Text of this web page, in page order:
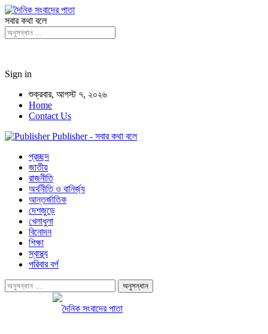
সবার কথা বলে
Sign in
শুক্রবার, আগস্ট ৭, ২০২৬
Home
Contact Us
Publisher - সবার কথা বলে
প্রচ্ছদ
জাতীয়
রাজনীতি
অর্থনীতি ও বানির্জ্য
আন্তর্জাতিক
দেশজুড়ে
খেলাধুলা
বিনোদন
শিক্ষা
স্বাস্থ্য
পরিবার বর্গ